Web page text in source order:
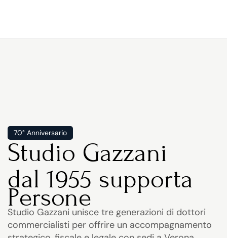
70° Anniversario
Studio Gazzani
dal 1955 supporta
Persone
Studio Gazzani unisce tre generazioni di dottori
commercialisti per offrire un accompagnamento